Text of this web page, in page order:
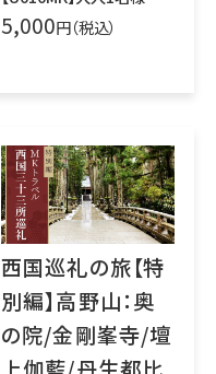
5,000円（税込）
西国巡礼の旅【特
別編】高野山：奥
の院/金剛峯寺/壇